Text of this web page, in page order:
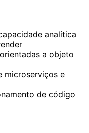
analítica
a objeto
microserviços e
de código